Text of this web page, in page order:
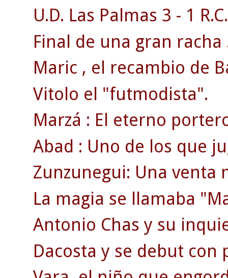
U.D. Las Palmas 3 - 1
Final de una gran racha
Maric , el recambio de
Vitolo el "futmodista".
Marzá : El eterno
Abad : Uno de los que
Zunzunegui: Una venta
La magia se llamaba
Antonio Chas y su
Dacosta y se debut con